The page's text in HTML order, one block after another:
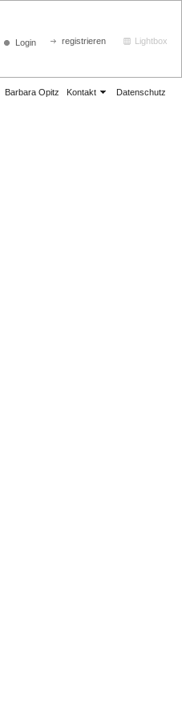
Barbara Opitz Kontakt Datenschutz
Login registrieren Lightbox